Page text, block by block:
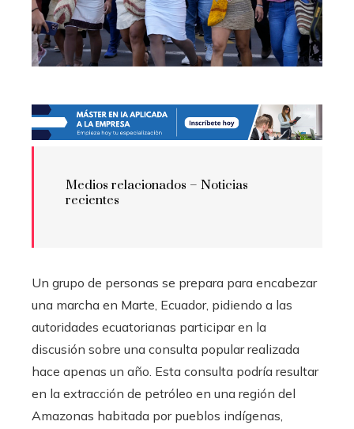
Medios relacionados – Noticias
recientes
Un grupo de personas se prepara para encabezar
una marcha en Marte, Ecuador, pidiendo a las
autoridades ecuatorianas participar en la
discusión sobre una consulta popular realizada
hace apenas un año. Esta consulta podría resultar
en la extracción de petróleo en una región del
Amazonas habitada por pueblos indígenas,